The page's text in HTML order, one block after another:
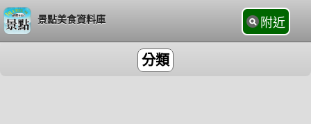
景點美食資料庫 附近
分類